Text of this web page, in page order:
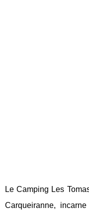
Le Camping Les
Carqueiranne,